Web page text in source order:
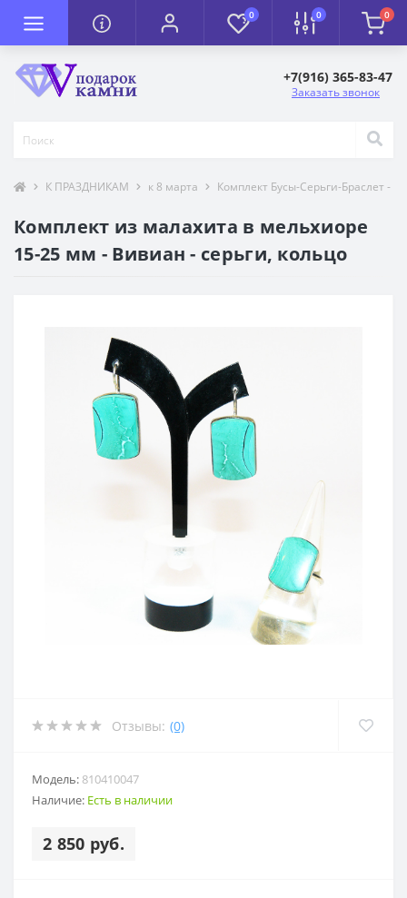
0 0 0
+7(916) 365-83-47
Заказать звонок
К ПРАЗДНИКАМ к 8 марта Комплект Бусы-Серьги-Браслет - к
Комплект из малахита в мельхиоре
15-25 мм - Вивиан - серьги, кольцо
Отзывы: (0)
Модель: 810410047
Наличие: Есть в наличии
2 850 руб.